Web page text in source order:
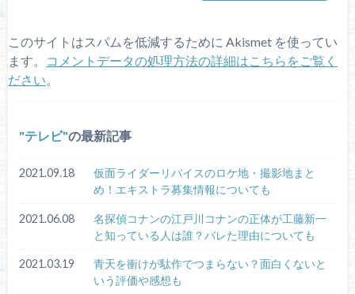
このサイトはスパムを低減するために Akismet を使ってい
ます。
コメントデータの処理方法の詳細はこちらをご覧く
ださい
テレビ の最新記事
2021.09.18
仮面ライダーリバイスのロケ地・撮影地まと
め！エキストラ募集情報についても
2021.06.08
名探偵コナンの江戸川コナンの正体が工藤新一
と知っている人は誰？バレた理由についても
2021.03.19
青天を衝けが駄作でつまらない？面白くないと
いう評価や感想も